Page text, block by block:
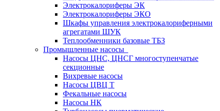
Электрокалориферы ЭК
Электрокалориферы ЭКО
Шкафы управления электрокалориферными
агрегатами ШУК
Теплообменники базовые ТБЗ
Промышленные насосы
Насосы ЦНС, ЦНСГ многоступенчатые
секционные
Вихревые насосы
Насосы ЦВЦ Т
Фекальные насосы
Насосы НК